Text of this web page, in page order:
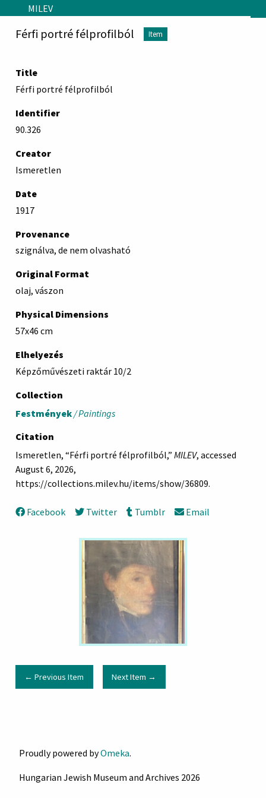
Skip to main content
MILEV
Férfi portré félprofilból Item
Title
Férfi portré félprofilból
Identifier
90.326
Creator
Ismeretlen
Date
1917
Provenance
szignálva, de nem olvasható
Original Format
olaj, vászon
Physical Dimensions
57x46 cm
Elhelyezés
Képzőművészeti raktár 10/2
Collection
Festmények / Paintings
Citation
Ismeretlen, “Férfi portré félprofilból,” MILEV, accessed
August 6, 2026,
https://collections.milev.hu/items/show/36809.
Facebook Twitter Tumblr Email
← Previous Item Next Item →
Proudly powered byOmeka.
Hungarian Jewish Museum and Archives 2026